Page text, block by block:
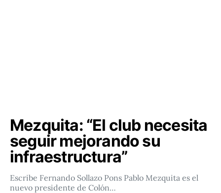
Mezquita: “El club necesita
seguir mejorando su
infraestructura”
Escribe Fernando Sollazo Pons Pablo Mezquita es el
nuevo presidente de Colón…